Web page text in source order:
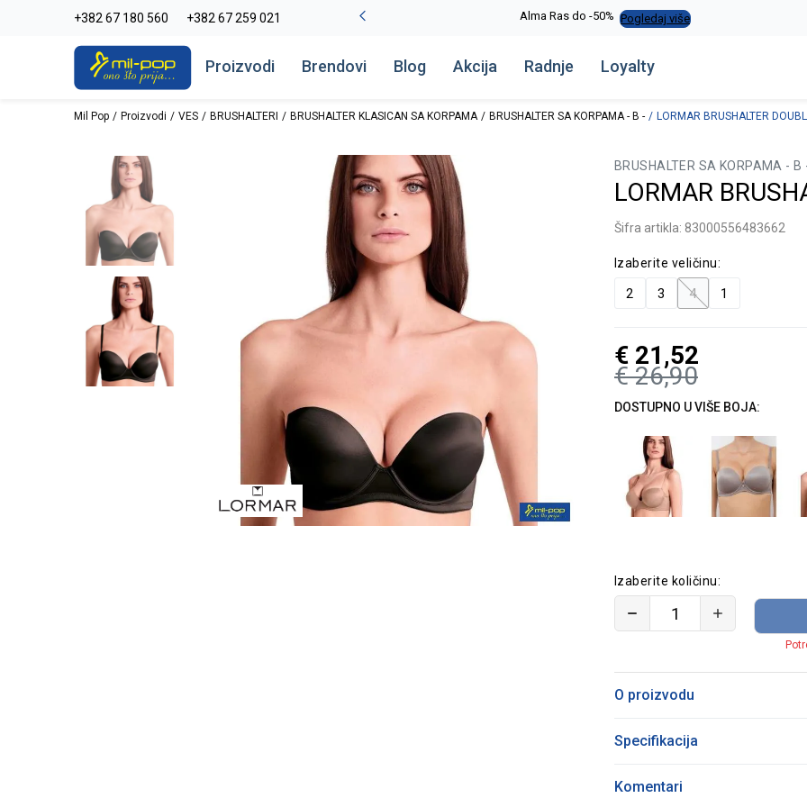
+382 67 180 560 +382 67 259 021
La Plage peškiri do -30% Pogledaj više Alma Ras do -50% Pogledaj više
Proizvodi Brendovi Blog Akcija Radnje Loyalty
Mil Pop Proizvodi VES BRUSHALTERI BRUSHALTER KLASICAN SA KORPAMA BRUSHALTER SA KORPAMA - B - LORMAR BRUSHALTER
BRUSHALTER SA KORPAMA - B
LORMAR
Šifra artikla: 83000556483662
Izaberite veličinu:
2 3 4 1
€ 26,90
€ 21,52
DOSTUPNO U VIŠE BOJA:
Izaberite količinu:
O proizvodu
Specifikacija
Komentari